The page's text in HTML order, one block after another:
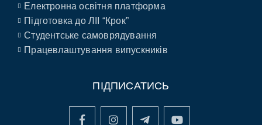
Електронна освітня платформа
Підготовка до ЛІІ “Крок”
Студентське самоврядування
Працевлаштування випускників
ПІДПИСАТИСЬ